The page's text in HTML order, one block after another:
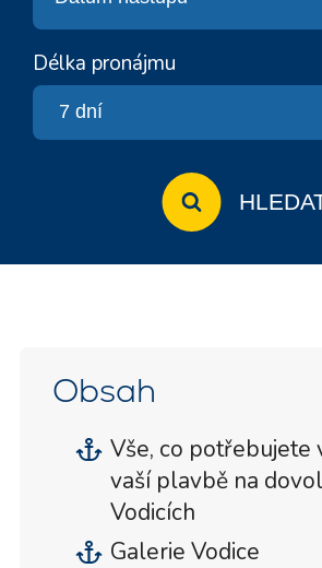
Délka pronájmu
Obsah
Vše, co potřebujete
vaší plavbě na
Vodicích
Galerie Vodice